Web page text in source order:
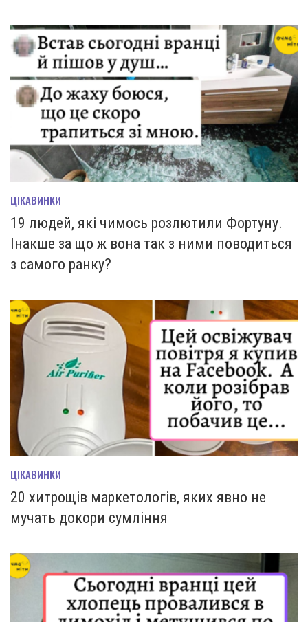
ЦІКАВИНКИ
19 людей, які чимось розлютили Фортуну.
Інакше за що ж вона так з ними поводиться
з самого ранку?
ЦІКАВИНКИ
20 хитрощів маркетологів, яких явно не
мучать докори сумління